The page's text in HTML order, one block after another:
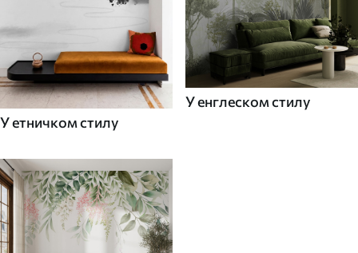
У етничком стилу
У енглеском стилу